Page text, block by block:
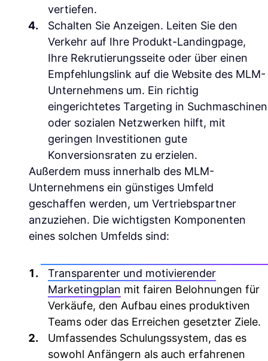
vertiefen.
Schalten Sie Anzeigen. Leiten Sie den
Verkehr auf Ihre Produkt-Landingpage,
Ihre Rekrutierungsseite oder über einen
Empfehlungslink auf die Website des MLM-
Unternehmens um. Ein richtig
eingerichtetes Targeting in Suchmaschinen
oder sozialen Netzwerken hilft, mit
geringen Investitionen gute
Konversionsraten zu erzielen.
Außerdem muss innerhalb des MLM-
Unternehmens ein günstiges Umfeld
geschaffen werden, um Vertriebspartner
anzuziehen. Die wichtigsten Komponenten
eines solchen Umfelds sind:
Transparenter und motivierender
Marketingplan mit fairen Belohnungen für
Verkäufe, den Aufbau eines produktiven
Teams oder das Erreichen gesetzter Ziele.
Umfassendes Schulungssystem, das es
sowohl Anfängern als auch erfahrenen